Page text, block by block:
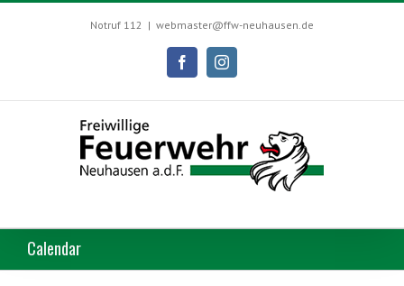
Skip
Notruf 112 | webmaster@ffw-neuhausen.de
FacebookInstagram
Calendar